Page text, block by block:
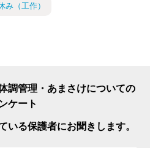
み（工作）
調管理・あまさけについての
ケート
いる保護者にお聞きします。